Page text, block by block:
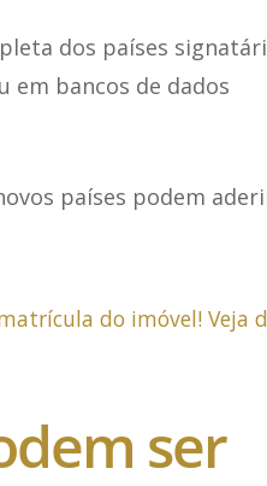
dos países
em bancos de dados
países podem
do imóvel! Veja
ser